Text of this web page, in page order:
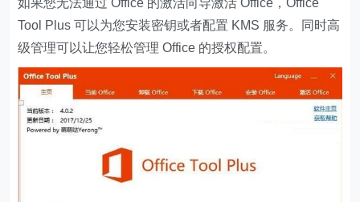
Tool Plus 可以为您安装密钥或者配置 KMS 服务。同时高
级管理可以让您轻松管理 Office 的授权配置。